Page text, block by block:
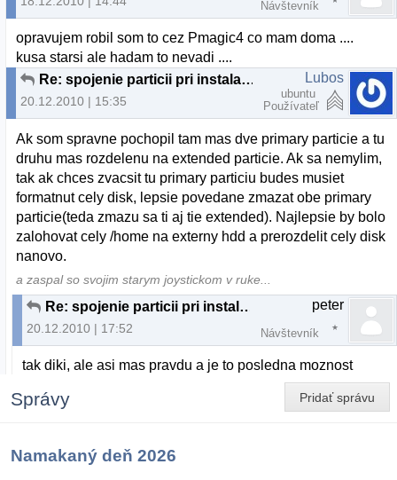
Návštevník
opravujem robil som to cez Pmagic4 co mam doma ....
kusa starsi ale hadam to nevadi ....
Re: spojenie particii pri instalacii U10.10
20.12.2010 | 15:35
Lubos
ubuntu
Používateľ
Ak som spravne pochopil tam mas dve primary particie a tu
druhu mas rozdelenu na extended particie. Ak sa nemylim,
tak ak chces zvacsit tu primary particiu budes musiet
formatnut cely disk, lepsie povedane zmazat obe primary
particie(teda zmazu sa ti aj tie extended). Najlepsie by bolo
zalohovat cely /home na externy hdd a prerozdelit cely disk
nanovo.
a zaspal so svojim starym joystickom v ruke...
Re: spojenie particii pri instalacii U10.10
20.12.2010 | 17:52
peter
Návštevník
tak diki, ale asi mas pravdu a je to posledna moznost
Pridať správu
Správy
Namakaný deň 2026